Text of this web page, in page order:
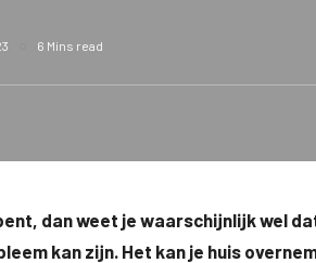
6 Mins read
dan weet je waarschijnlijk wel
kan zijn. Het kan je huis